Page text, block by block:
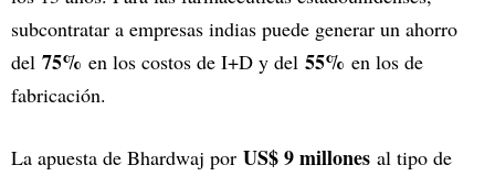
subcontratar a empresas indias puede generar un ahorro
del 75% en los costos de I+D y del 55% en los de
fabricación.
La apuesta de Bhardwaj por US$ 9 millones al tipo de